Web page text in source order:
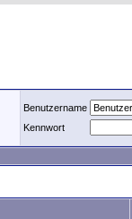
Benutzername
Kennwort